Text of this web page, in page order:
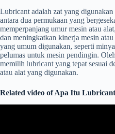
Lubricant adalah zat yang
antara dua permukaan yang
memperpanjang umur mesin atau
dan meningkatkan kinerja mesin
yang umum digunakan, seperti
pelumas untuk mesin pendingin.
memilih lubricant yang tepat sesuai
atau alat yang digunakan.
Related video of Apa Itu